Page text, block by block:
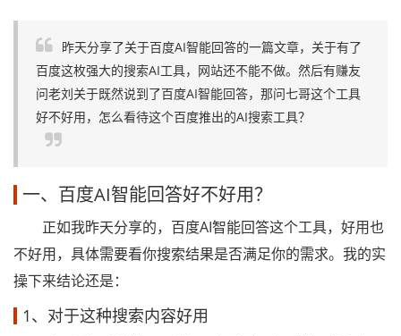
昨天分享了关于百度AI智能回答的一篇文章，关于有了
百度这枚强大的搜索AI工具，网站还不能不做。然后有赚友
问老刘关于既然说到了百度AI智能回答，那问七哥这个工具
好不好用，怎么看待这个百度推出的AI搜索工具？
一、百度AI智能回答好不好用？
正如我昨天分享的，百度AI智能回答这个工具，好用也
不好用，具体需要看你搜索结果是否满足你的需求。我的实
操下来结论还是：
1、对于这种搜索内容好用